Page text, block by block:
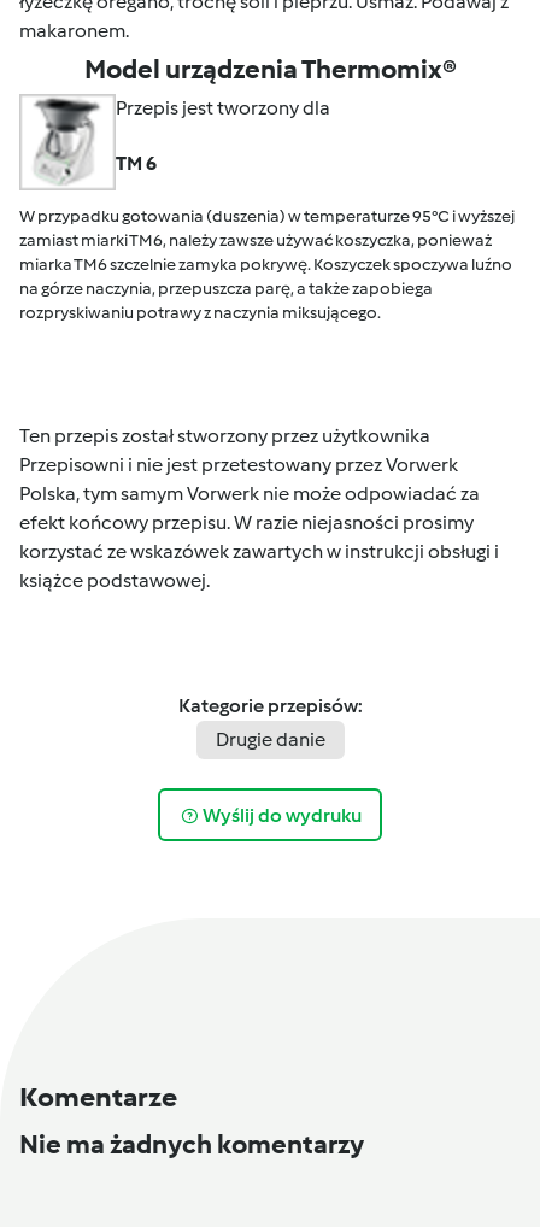
makaronem.
Model urządzenia Thermomix®
Przepis jest tworzony dla
TM 6
W przypadku gotowania (duszenia) w temperaturze 95°C i wyższej
zamiast miarki TM6, należy zawsze używać koszyczka, ponieważ
miarka TM6 szczelnie zamyka pokrywę. Koszyczek spoczywa luźno
na górze naczynia, przepuszcza parę, a także zapobiega
rozpryskiwaniu potrawy z naczynia miksującego.
Ten przepis został stworzony przez użytkownika
Przepisowni i nie jest przetestowany przez Vorwerk
Polska, tym samym Vorwerk nie może odpowiadać za
efekt końcowy przepisu. W razie niejasności prosimy
korzystać ze wskazówek zawartych w instrukcji obsługi i
książce podstawowej.
Kategorie przepisów:
Drugie danie
Wyślij do wydruku
Komentarze
Nie ma żadnych komentarzy